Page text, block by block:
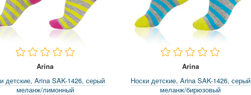
Arina
детские, Arina SAK-1426, серый
меланж/лимонный
Arina
Носки детские, Arina SAK-1426, серый
меланж/бирюзовый